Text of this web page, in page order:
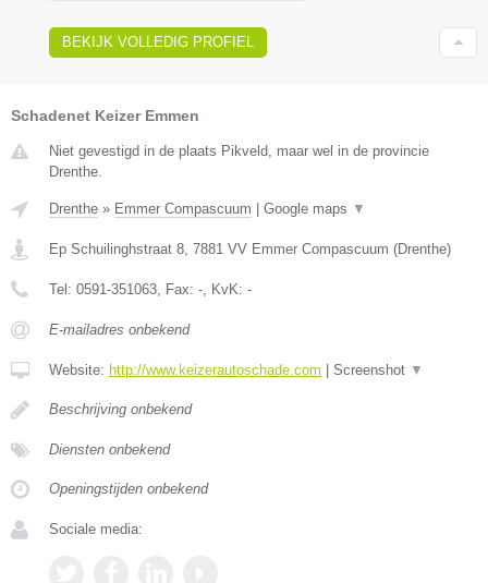
BEKIJK VOLLEDIG PROFIEL
Schadenet Keizer Emmen
Niet gevestigd in de plaats Pikveld, maar wel in de provincie
Drenthe.
Drenthe » Emmer Compascuum Google maps ▼
Ep Schuilinghstraat 8, 7881 VV Emmer Compascuum (Drenthe)
Tel: 0591-351063, Fax: -, KvK: -
E-mailadres onbekend
Website: http://www.keizerautoschade.com Screenshot ▼
Beschrijving onbekend
Diensten onbekend
Openingstijden onbekend
Sociale media: